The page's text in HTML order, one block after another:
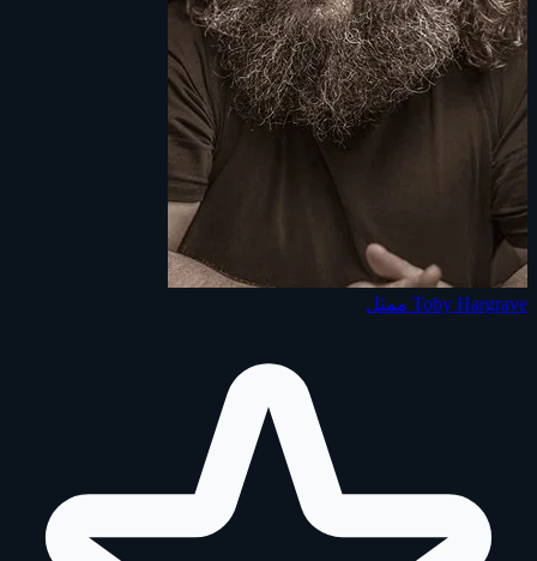
Toby Hargrave ممثل